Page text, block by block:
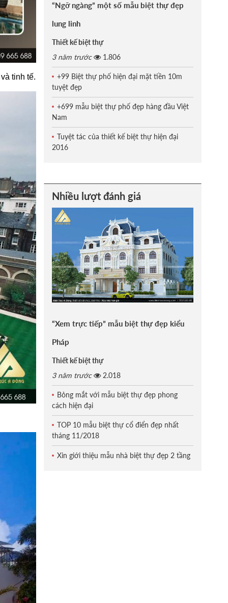
tinh tế.
“Ngỡ ngàng” một số mẫu biệt thự đẹp
lung linh
Thiết kế biệt thự
3 năm trước
1.806
+99 Biệt thự phố hiện đại mặt tiền 10m
tuyệt đẹp
+699 mẫu biệt thự phố đẹp hàng đầu Việt
Nam
Tuyệt tác của thiết kế biệt thự hiện đại
2016
Nhiều lượt đánh giá
“Xem trực tiếp” mẫu biệt thự đẹp kiểu
Pháp
Thiết kế biệt thự
3 năm trước
2.018
Bỏng mắt với mẫu biệt thự đẹp phong
cách hiện đại
TOP 10 mẫu biệt thự cổ điển đẹp nhất
tháng 11/2018
Xin giới thiệu mẫu nhà biệt thự đẹp 2 tầng